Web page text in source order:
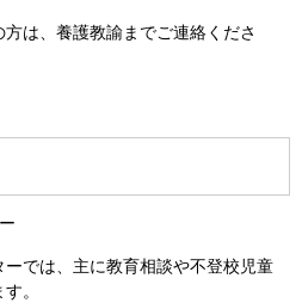
は、養護教諭までご連絡くださ
では、主に教育相談や不登校児童
。